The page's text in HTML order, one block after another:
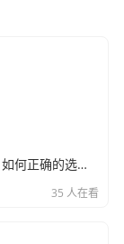
新手必看：如何正确的选择代理ip软件，别再交智商税了
35 人在看